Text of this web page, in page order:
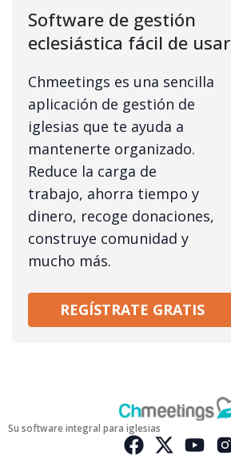
Software de gestión
eclesiástica fácil de usar
Chmeetings es una sencilla
aplicación de gestión de
iglesias que te ayuda a
mantenerte organizado.
Reduce la carga de
trabajo, ahorra tiempo y
dinero, recoge donaciones,
construye comunidad y
mucho más.
REGÍSTRATE GRATIS
Su software integral para iglesias